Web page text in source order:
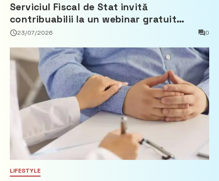
Serviciul Fiscal de Stat invită
contribuabilii la un webinar gratuit
privind calculul impozitului pe bunurile
23/07/2026 0
LIFESTYLE